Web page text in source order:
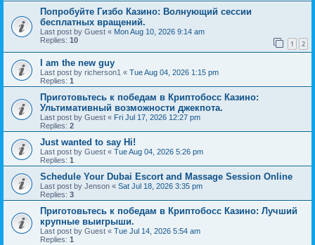
Попробуйте Гизбо Казино: Волнующий сессии
бесплатных вращений.
Last post by Guest « Mon Aug 10, 2026 9:14 am
Replies: 10 1 2
I am the new guy
Last post by richerson1 « Tue Aug 04, 2026 1:15 pm
Replies: 1
Приготовьтесь к победам в Криптобосс Казино:
Ультимативный возможности джекпота.
Last post by Guest « Fri Jul 17, 2026 12:27 pm
Replies: 2
Just wanted to say Hi!
Last post by Guest « Tue Aug 04, 2026 5:26 pm
Replies: 1
Schedule Your Dubai Escort and Massage Session Online
Last post by Jenson « Sat Jul 18, 2026 3:35 pm
Replies: 3
Приготовьтесь к победам в Криптобосс Казино: Лучший
крупные выигрыши.
Last post by Guest « Tue Jul 14, 2026 5:54 am
Replies: 1